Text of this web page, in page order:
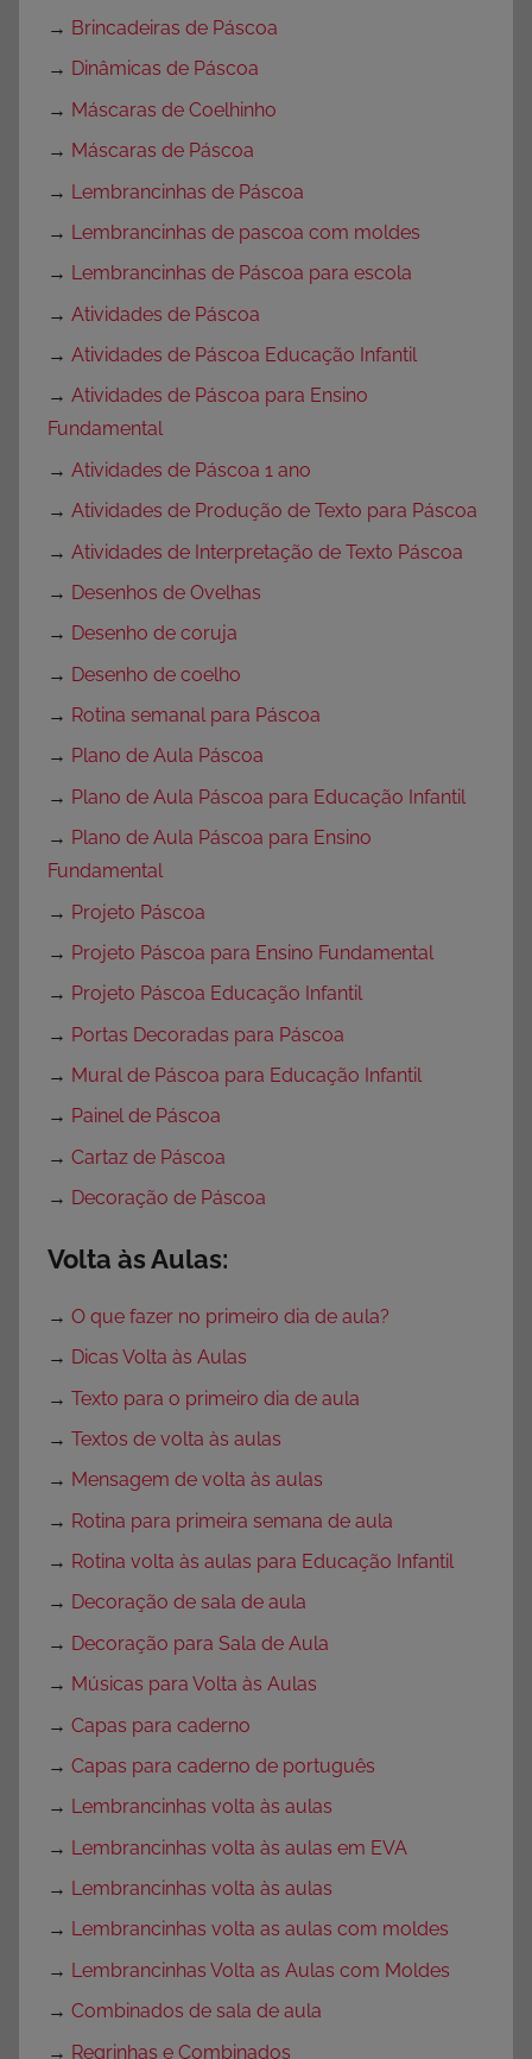
→ Brincadeiras de Páscoa
→ Dinâmicas de Páscoa
→ Máscaras de Coelhinho
→ Máscaras de Páscoa
→ Lembrancinhas de Páscoa
→ Lembrancinhas de pascoa com moldes
→ Lembrancinhas de Páscoa para escola
→ Atividades de Páscoa
→ Atividades de Páscoa Educação Infantil
→ Atividades de Páscoa para Ensino
Fundamental
→ Atividades de Páscoa 1 ano
→ Atividades de Produção de Texto para Páscoa
→ Atividades de Interpretação de Texto Páscoa
→ Desenhos de Ovelhas
→ Desenho de coruja
→ Desenho de coelho
→ Rotina semanal para Páscoa
→ Plano de Aula Páscoa
→ Plano de Aula Páscoa para Educação Infantil
→ Plano de Aula Páscoa para Ensino
Fundamental
→ Projeto Páscoa
→ Projeto Páscoa para Ensino Fundamental
→ Projeto Páscoa Educação Infantil
→ Portas Decoradas para Páscoa
→ Mural de Páscoa para Educação Infantil
→ Painel de Páscoa
→ Cartaz de Páscoa
→ Decoração de Páscoa
Volta às Aulas:
→ O que fazer no primeiro dia de aula?
→ Dicas Volta às Aulas
→ Texto para o primeiro dia de aula
→ Textos de volta às aulas
→ Mensagem de volta às aulas
→ Rotina para primeira semana de aula
→ Rotina volta às aulas para Educação Infantil
→ Decoração de sala de aula
→ Decoração para Sala de Aula
→ Músicas para Volta às Aulas
→ Capas para caderno
→ Capas para caderno de português
→ Lembrancinhas volta às aulas
→ Lembrancinhas volta às aulas em EVA
→ Lembrancinhas volta às aulas
→ Lembrancinhas volta as aulas com moldes
→ Lembrancinhas Volta as Aulas com Moldes
→ Combinados de sala de aula
→ Regrinhas e Combinados